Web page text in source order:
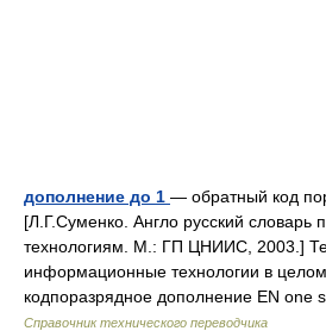
дополнение до 1 — обратный код
[Л.Г.Суменко. Англо русский
технологиям. М.: ГП ЦНИИС, 2003.]
информационные технологии в
кодпоразрядное дополнение EN one
Справочник технического переводчика